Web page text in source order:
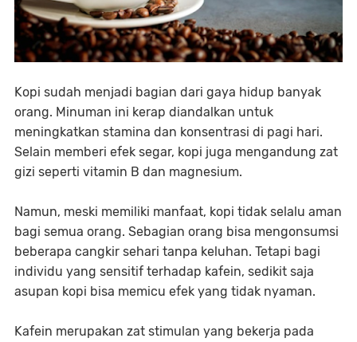
Kopi sudah menjadi bagian dari gaya hidup banyak
orang. Minuman ini kerap diandalkan untuk
meningkatkan stamina dan konsentrasi di pagi hari.
Selain memberi efek segar, kopi juga mengandung zat
gizi seperti vitamin B dan magnesium.
Namun, meski memiliki manfaat, kopi tidak selalu aman
bagi semua orang. Sebagian orang bisa mengonsumsi
beberapa cangkir sehari tanpa keluhan. Tetapi bagi
individu yang sensitif terhadap kafein, sedikit saja
asupan kopi bisa memicu efek yang tidak nyaman.
Kafein merupakan zat stimulan yang bekerja pada